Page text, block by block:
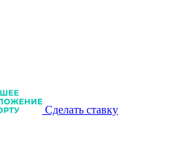
Сделать ставку